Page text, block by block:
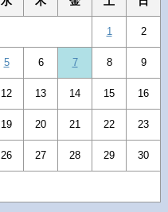
1 2
5 6 7 8 9
12 13 14 15 16
19 20 21 22 23
26 27 28 29 30